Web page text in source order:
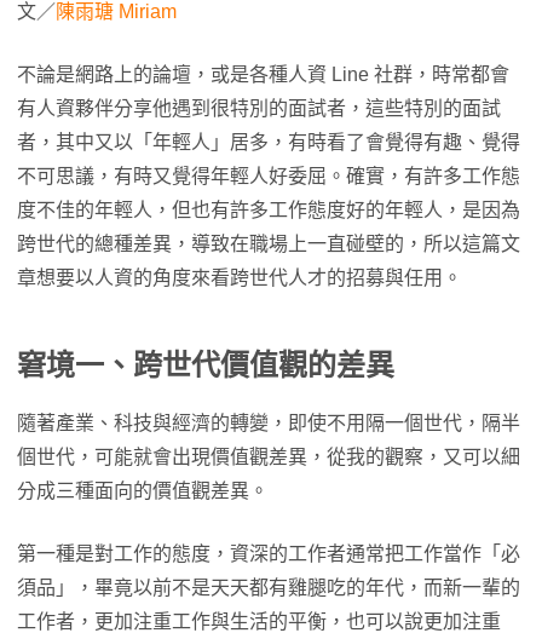
文／ 陳雨瑭 Miriam
不論是網路上的論壇，或是各種人資 Line 社群，時常都會
有人資夥伴分享他遇到很特別的面試者，這些特別的面試
者，其中又以「年輕人」居多，有時看了會覺得有趣、覺得
不可思議，有時又覺得年輕人好委屈。確實，有許多工作態
度不佳的年輕人，但也有許多工作態度好的年輕人，是因為
跨世代的總種差異，導致在職場上一直碰壁的，所以這篇文
章想要以人資的角度來看跨世代人才的招募與任用。
窘境一、跨世代價值觀的差異
隨著產業、科技與經濟的轉變，即使不用隔一個世代，隔半
個世代，可能就會出現價值觀差異，從我的觀察，又可以細
分成三種面向的價值觀差異。
第一種是對工作的態度，資深的工作者通常把工作當作「必
須品」，畢竟以前不是天天都有雞腿吃的年代，而新一輩的
工作者，更加注重工作與生活的平衡，也可以說更加注重